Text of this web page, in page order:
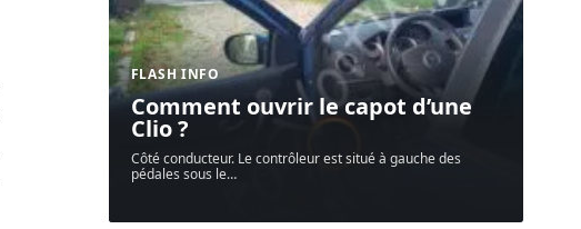
FLASH INFO
Comment ouvrir le capot d’une
Clio ?
Côté conducteur. Le contrôleur est situé à gauche des
pédales sous le…